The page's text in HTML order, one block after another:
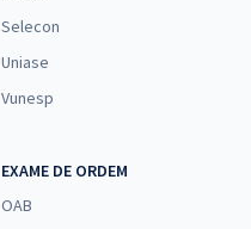
Selecon
Uniase
Vunesp
EXAME DE ORDEM
OAB